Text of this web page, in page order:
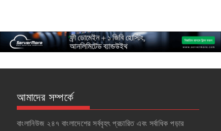
আমাদের সম্পর্কে
বাংলানিউজ ২৪৭ বাংলাদেশের সর্ববৃহৎ প্রচারিত এবং সর্বাধিক পড়ার